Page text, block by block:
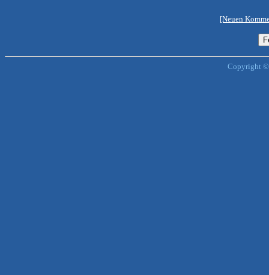
[Neuen
Copyright ©